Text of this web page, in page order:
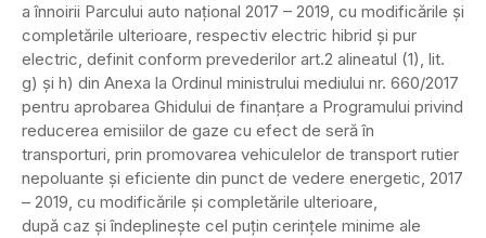
a înnoirii Parcului auto naţional 2017 – 2019, cu modificările şi
completările ulterioare, respectiv electric hibrid şi pur
electric, definit conform prevederilor art.2 alineatul (1), lit.
g) şi h) din Anexa la Ordinul ministrului mediului nr. 660/2017
pentru aprobarea Ghidului de finanţare a Programului privind
reducerea emisiilor de gaze cu efect de seră în
transporturi, prin promovarea vehiculelor de transport rutier
nepoluante şi eficiente din punct de vedere energetic, 2017
– 2019, cu modificările şi completările ulterioare,
după caz şi îndeplineşte cel puţin cerinţele minime ale